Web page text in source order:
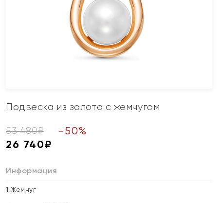
Подвеска из золота с жемчугом
53 480₽ -50%
26 740₽
Информация
1 Жемчуг